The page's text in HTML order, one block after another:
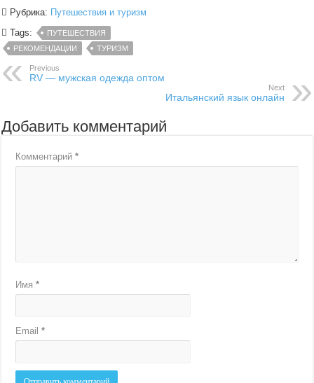
Рубрика: Путешествия и туризм
Tags:
ПУТЕШЕСТВИЯ
РЕКОМЕНДАЦИИ
ТУРИЗМ
Previous
RV — мужская одежда оптом
Next
Итальянский язык онлайн
Добавить комментарий
Комментарий*
Имя*
Email*